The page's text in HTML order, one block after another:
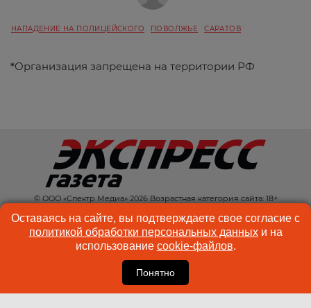
НАПАДЕНИЕ НА ПОЛИЦЕЙСКОГО ПОВОЛЖЬЕ САРАТОВ
*Организация запрещена на территории РФ
© ООО «Спектр Медиа» 2026 Возрастная категория сайта: 18+
КОНТАКТЫ
РЕКЛАМА
КУКИ-ФАЙЛЫ
ПОЛЬЗОВАТЕЛЬСКОЕ
СОГЛАШЕНИЕ
Оставаясь на сайте, вы подтверждаете свое согласие с
политикой обработки персональных данныхи на
использование cookie-файлов.
Понятно